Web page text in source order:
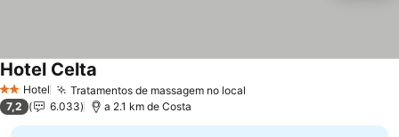
2 Estrelas
Hotel Tratamentos de massagem no local
Hotel Celta
7,2 6.033 a 2.1 km de Costa